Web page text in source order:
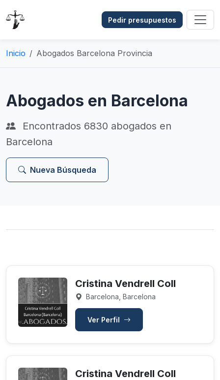
Pedir presupuestos
Inicio Abogados Barcelona Provincia
Abogados en Barcelona
Encontrados 6830 abogados en
Barcelona
Nueva Búsqueda
Cristina Vendrell Coll
Barcelona, Barcelona
Ver Perfil
Cristina Vendrell Coll